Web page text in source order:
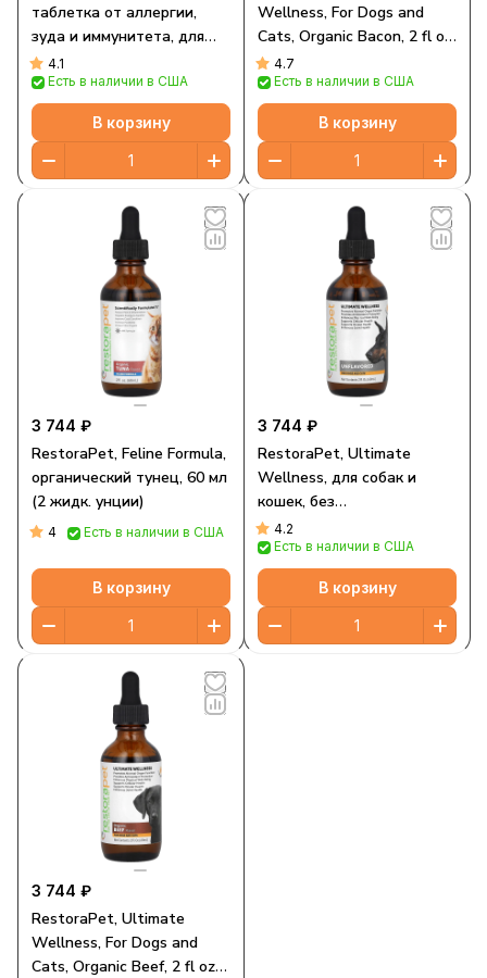
таблетка от аллергии,
зуда и иммунитета, для
собак всех возрастов, 60
жевательных таблеток,
180 г (6 унций)
4.1
Есть в наличии в США
В корзину
Wellness, For Dogs and
Cats, Organic Bacon, 2 fl oz
(60 ml)
4.7
Есть в наличии в США
В корзину
3 744 ₽
RestoraPet, Feline Formula,
органический тунец, 60 мл
(2 жидк. унции)
4 Есть в наличии в США
В корзину
3 744 ₽
RestoraPet, Ultimate
Wellness, для собак и
кошек, без
ароматизаторов, 60 мл (2
жидк. унции)
4.2
Есть в наличии в США
В корзину
3 744 ₽
RestoraPet, Ultimate
Wellness, For Dogs and
Cats, Organic Beef, 2 fl oz